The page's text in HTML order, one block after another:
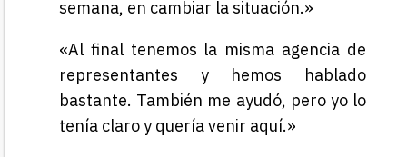
semana, en cambiar la situación.»
«Al final tenemos la misma agencia de
representantes y hemos hablado
bastante. También me ayudó, pero yo lo
tenía claro y quería venir aquí.»